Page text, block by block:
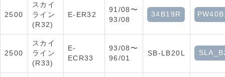
2500
スカイ
ライン
(R32)
E-ER32
91/08〜
93/08
34B19R
2500
スカイ
ライン
(R33)
E-
ECR33
93/08〜
96/01
SB-LB20L